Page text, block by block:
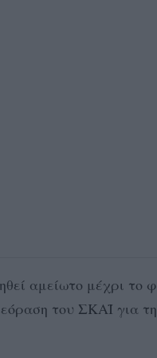
αμείωτο μέχρι το
του ΣΚΑΪ για